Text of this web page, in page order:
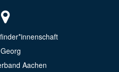
Aachen